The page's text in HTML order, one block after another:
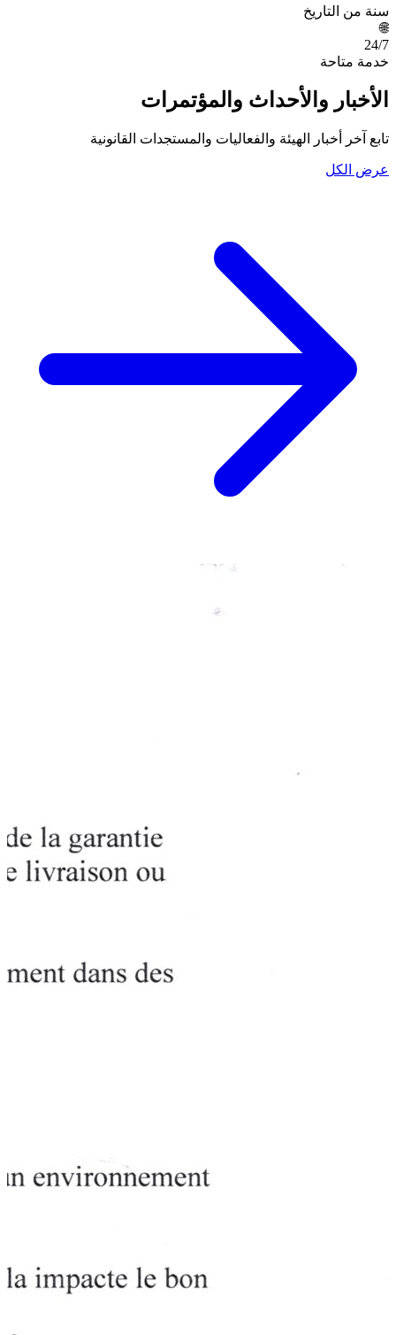
سنة من التاريخ
🌐
24/7
خدمة متاحة
الأخبار والأحداث والمؤتمرات
تابع آخر أخبار الهيئة والفعاليات والمستجدات القانونية
عرض الكل